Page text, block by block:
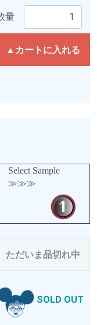
量
▲カートに入れる
Select Sample
≫≫≫
ただいま品切れ中
SOLD OUT